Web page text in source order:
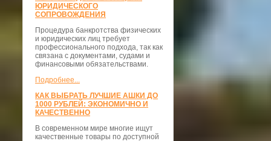
ЮРИДИЧЕСКОГО
СОПРОВОЖДЕНИЯ
Процедура банкротства физических
и юридических лиц требует
профессионального подхода, так как
связана с документами, судами и
финансовыми обязательствами.
Подробнее...
КАК ВЫБРАТЬ ЛУЧШИЕ АШКИ ДО
1000 РУБЛЕЙ: ЭКОНОМИЧНО И
КАЧЕСТВЕННО
В современном мире многие ищут
качественные товары по доступной